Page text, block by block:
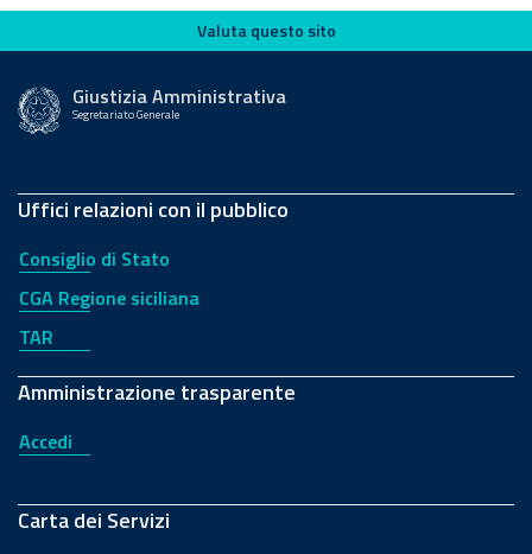
Valuta questo sito
Valuta questo sito
Giustizia Amministrativa
Segretariato Generale
Uffici relazioni con il pubblico
Consiglio di Stato
CGA Regione siciliana
TAR
Amministrazione trasparente
Accedi
Carta dei Servizi